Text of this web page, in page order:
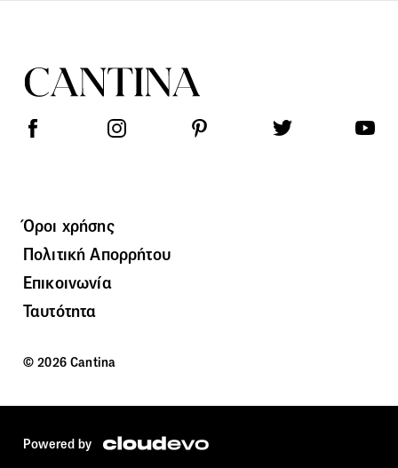
Όροι χρήσης
Πολιτική Απορρήτου
Επικοινωνία
Ταυτότητα
© 2026 Cantina
Powered by